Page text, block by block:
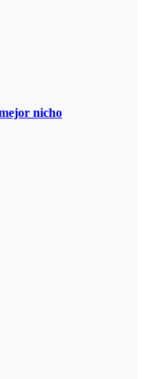
nicho